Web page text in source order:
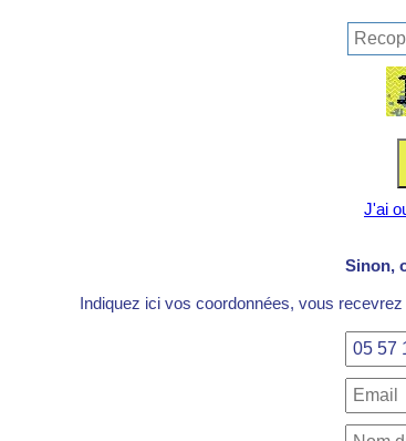
J'ai
Sinon,
Indiquez ici vos coordonnées, vous